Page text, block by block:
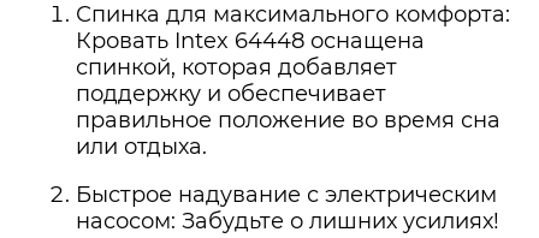
Спинка для максимального комфорта:
Кровать Intex 64448 оснащена
спинкой, которая добавляет
поддержку и обеспечивает
правильное положение во время сна
или отдыха.
Быстрое надувание с электрическим
насосом: Забудьте о лишних усилиях!